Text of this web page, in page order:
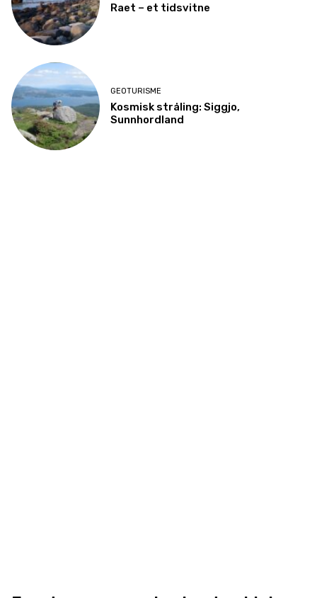
Raet – et tidsvitne
GEOTURISME
Kosmisk stråling: Siggjo,
Sunnhordland